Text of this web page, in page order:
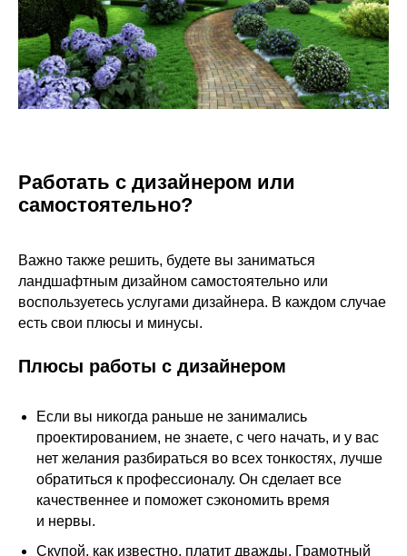
Работать с дизайнером или
самостоятельно?
Важно также решить, будете вы заниматься
ландшафтным дизайном самостоятельно или
воспользуетесь услугами дизайнера. В каждом случае
есть свои плюсы и минусы.
Плюсы работы с дизайнером
Если вы никогда раньше не занимались
проектированием, не знаете, с чего начать, и у вас
нет желания разбираться во всех тонкостях, лучше
обратиться к профессионалу. Он сделает все
качественнее и поможет сэкономить время
и нервы.
Скупой, как известно, платит дважды. Грамотный